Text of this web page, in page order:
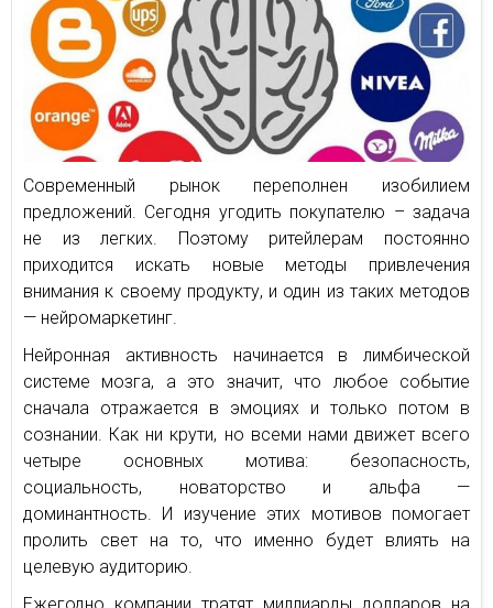
Современный рынок переполнен изобилием
предложений. Сегодня угодить покупателю – задача
не из легких. Поэтому ритейлерам постоянно
приходится искать новые методы привлечения
внимания к своему продукту, и один из таких методов
— нейромаркетинг.
Нейронная активность начинается в лимбической
системе мозга, а это значит, что любое событие
сначала отражается в эмоциях и только потом в
сознании. Как ни крути, но всеми нами движет всего
четыре основных мотива: безопасность,
социальность, новаторство и альфа —
доминантность. И изучение этих мотивов помогает
пролить свет на то, что именно будет влиять на
целевую аудиторию.